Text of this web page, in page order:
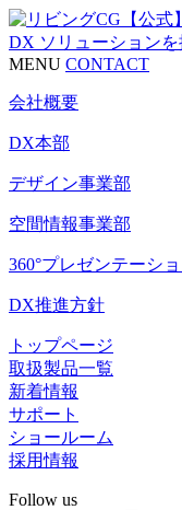
MENU CONTACT
会社概要
DX本部
デザイン事業部
空間情報事業部
360°プレゼンテーシ
DX推進方針
トップページ
取扱製品一覧
新着情報
サポート
ショールーム
採用情報
Follow us